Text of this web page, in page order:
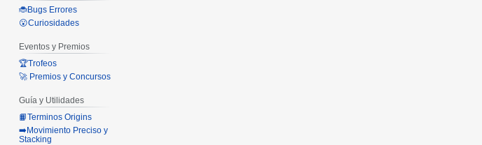
🐞Bugs Errores
😮Curiosidades
Eventos y Premios
🏆Trofeos
🚀 Premios y Concursos
Guía y Utilidades
📙Terminos Origins
➡️Movimiento Preciso y
Stacking